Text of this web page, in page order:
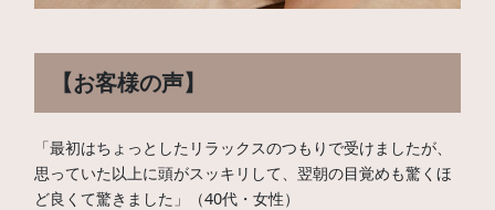
【お客様の声】
「最初はちょっとしたリラックスのつもりで受けましたが、
思っていた以上に頭がスッキリして、翌朝の目覚めも驚くほ
ど良くて驚きました」（40代・女性）